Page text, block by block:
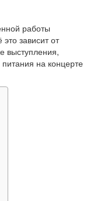
работы
зависит от
выступления,
на концерте